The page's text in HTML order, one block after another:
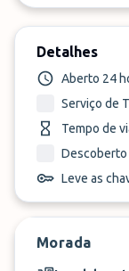
Detalhes
Aberto 24
Serviço de
Tempo de
Descoberto
Leve as
Morada